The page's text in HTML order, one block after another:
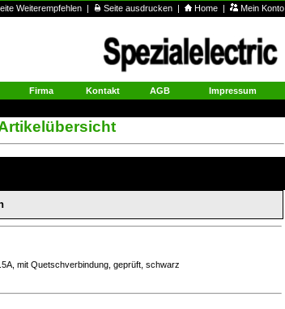
Weiterempfehlen | Seite ausdrucken | Home | Mein Konto
Firma Kontakt AGB Impressum
mit Quetschverbindung, geprüft, schwarz